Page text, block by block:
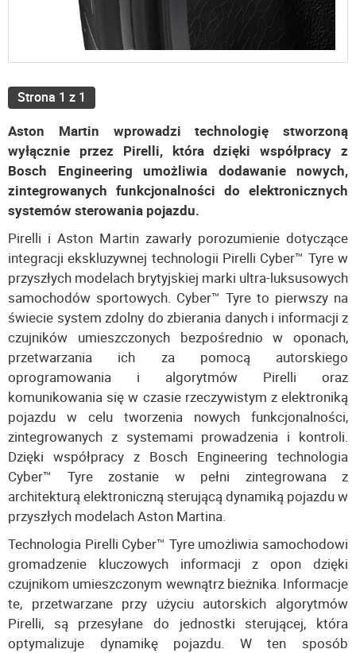
Strona 1 z 1
Aston Martin wprowadzi technologię stworzoną
wyłącznie przez Pirelli, która dzięki współpracy z
Bosch Engineering umożliwia dodawanie nowych,
zintegrowanych funkcjonalności do elektronicznych
systemów sterowania pojazdu.
Pirelli i Aston Martin zawarły porozumienie dotyczące
integracji ekskluzywnej technologii Pirelli Cyber™ Tyre w
przyszłych modelach brytyjskiej marki ultra-luksusowych
samochodów sportowych. Cyber™ Tyre to pierwszy na
świecie system zdolny do zbierania danych i informacji z
czujników umieszczonych bezpośrednio w oponach,
przetwarzania ich za pomocą autorskiego
oprogramowania i algorytmów Pirelli oraz
komunikowania się w czasie rzeczywistym z elektroniką
pojazdu w celu tworzenia nowych funkcjonalności,
zintegrowanych z systemami prowadzenia i kontroli.
Dzięki współpracy z Bosch Engineering technologia
Cyber™ Tyre zostanie w pełni zintegrowana z
architekturą elektroniczną sterującą dynamiką pojazdu w
przyszłych modelach Aston Martina.
Technologia Pirelli Cyber™ Tyre umożliwia samochodowi
gromadzenie kluczowych informacji z opon dzięki
czujnikom umieszczonym wewnątrz bieżnika. Informacje
te, przetwarzane przy użyciu autorskich algorytmów
Pirelli, są przesyłane do jednostki sterującej, która
optymalizuje dynamikę pojazdu. W ten sposób